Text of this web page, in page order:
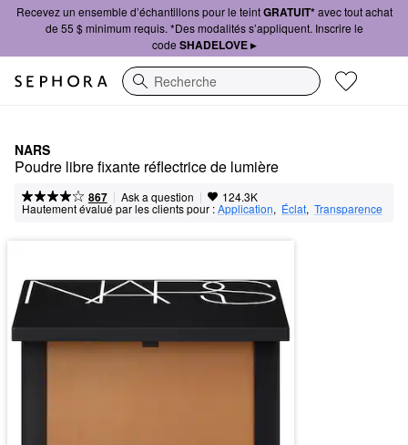
Recevez un ensemble d’échantillons pour le teintGRATUIT*avec tout achat
de 55 $ minimum requis. *Des modalités s’appliquent. Inscrire le
code SHADELOVE ▸
Recherche
NARS
Poudre libre fixante réflectrice de lumière
867 | Ask a question | 124.3K
Hautement évalué par les clients pour :Application, Éclat, Transparence